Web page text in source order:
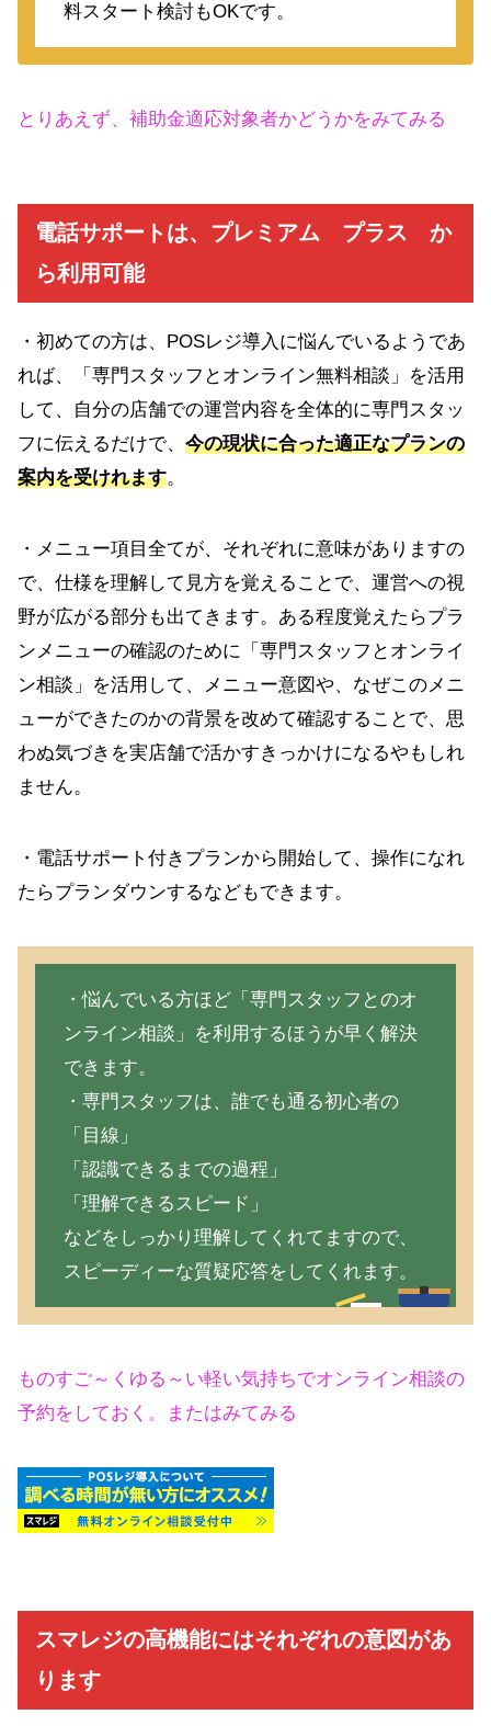
料スタート検討もOKです。
とりあえず、補助金適応対象者かどうかをみてみる
電話サポートは、プレミアム プラス か
ら利用可能
・初めての方は、POSレジ導入に悩んでいるようであ
れば、「専門スタッフとオンライン無料相談」を活用
して、自分の店舗での運営内容を全体的に専門スタッ
フに伝えるだけで、 今の現状に合った適正なプランの
案内を受けれます。
・メニュー項目全てが、それぞれに意味がありますの
で、仕様を理解して見方を覚えることで、運営への視
野が広がる部分も出てきます。ある程度覚えたらプラ
ンメニューの確認のために「専門スタッフとオンライ
ン相談」を活用して、メニュー意図や、なぜこのメニ
ューができたのかの背景を改めて確認することで、思
わぬ気づきを実店舗で活かすきっかけになるやもしれ
ません。
・電話サポート付きプランから開始して、操作になれ
たらプランダウンするなどもできます。
・悩んでいる方ほど「専門スタッフとのオ
ンライン相談」を利用するほうが早く解決
できます。
・専門スタッフは、誰でも通る初心者の
「目線」
「認識できるまでの過程」
「理解できるスピード」
などをしっかり理解してくれてますので、
スピーディーな質疑応答をしてくれます。
ものすご～くゆる～い軽い気持ちでオンライン相談の
予約をしておく。またはみてみる
スマレジの高機能にはそれぞれの意図があ
ります